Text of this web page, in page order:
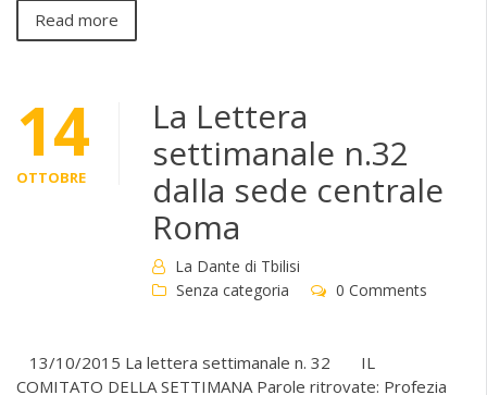
Read more
14
OTTOBRE
La Lettera
settimanale n.32
dalla sede centrale
Roma
La Dante di Tbilisi
Senza categoria
0 Comments
13/10/2015 La lettera settimanale n. 32 IL
COMITATO DELLA SETTIMANA Parole ritrovate: Profezia